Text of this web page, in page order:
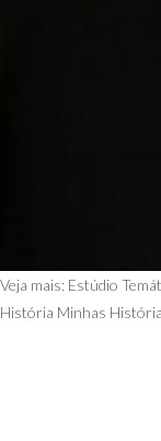
Veja mais: Estúdio
História Minhas